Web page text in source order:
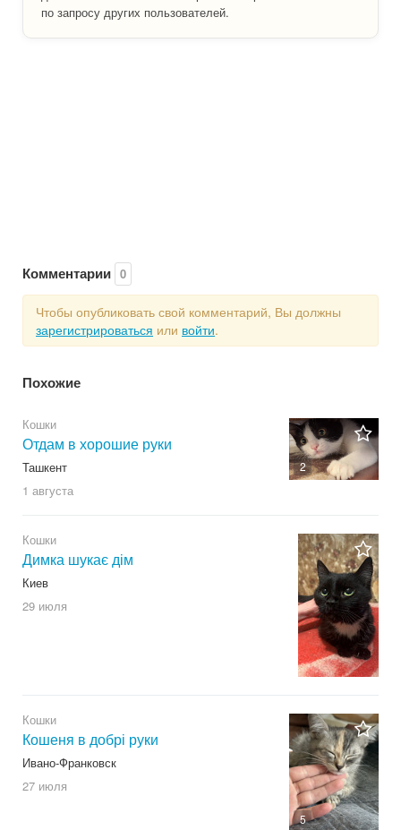
по запросу других пользователей.
Комментарии 0
Чтобы опубликовать свой комментарий, Вы должны
зарегистрироваться или войти.
Похожие
2
Кошки
Отдам в хорошие руки
Ташкент
1 августа
Кошки
Димка шукає дім
Киев
29 июля
5
Кошки
Кошеня в добрі руки
Ивано-Франковск
27 июля